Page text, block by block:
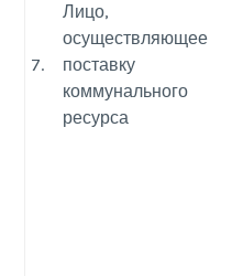
7.
Лицо,
осуществляющее
поставку
коммунального
ресурса